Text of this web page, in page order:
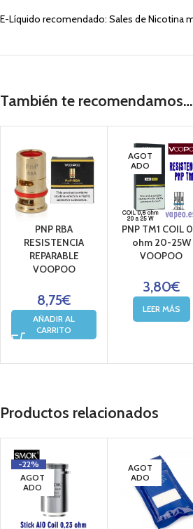
E-Líquido recomendado: Sales de Nicotina
También te recomendamos…
PNP RBA
RESISTENCIA
REPARABLE
VOOPOO
8,75€
AÑADIR AL
CARRITO
AGOT
ADO
PNP TM1 COIL
ohm 20-25W
VOOPOO
3,80€
LEER MÁS
Productos relacionados
-22%
AGOT
ADO
AGOT
ADO